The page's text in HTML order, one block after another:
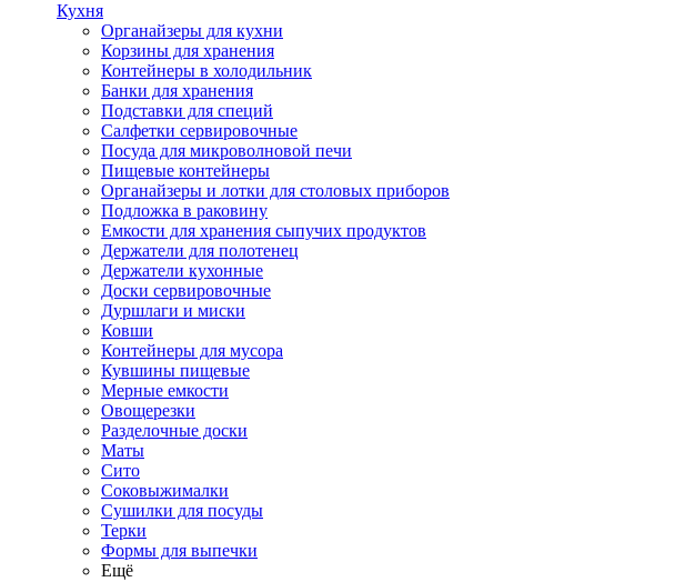
Кухня
Органайзеры для кухни
Корзины для хранения
Контейнеры в холодильник
Банки для хранения
Подставки для специй
Салфетки сервировочные
Посуда для микроволновой печи
Пищевые контейнеры
Органайзеры и лотки для столовых приборов
Подложка в раковину
Емкости для хранения сыпучих продуктов
Держатели для полотенец
Держатели кухонные
Доски сервировочные
Дуршлаги и миски
Ковши
Контейнеры для мусора
Кувшины пищевые
Мерные емкости
Овощерезки
Разделочные доски
Маты
Сито
Соковыжималки
Сушилки для посуды
Терки
Формы для выпечки
Ещё